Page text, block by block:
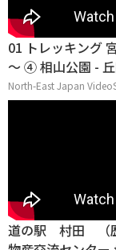
01 トレッキング
〜 ④ 相山公園 -
North-East Japan
道の駅 村田 （